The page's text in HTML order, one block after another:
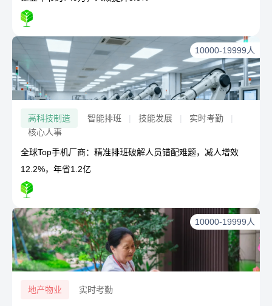
10000-19999人
高科技制造 智能排班 | 技能发展 | 实时考勤
|
核心人事
全球Top手机厂商：精准排班破解人员错配难题，减人增效
12.2%，年省1.2亿
10000-19999人
地产物业 实时考勤